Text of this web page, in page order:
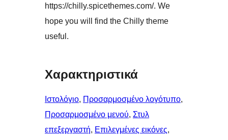
https://chilly.spicethemes.com/. We
hope you will find the Chilly theme
useful.
Χαρακτηριστικά
Ιστολόγιο, Προσαρμοσμένο λογότυπο
Προσαρμοσμένο μενού, Στυλ
επεξεργαστή, Επιλεγμένες εικόνες